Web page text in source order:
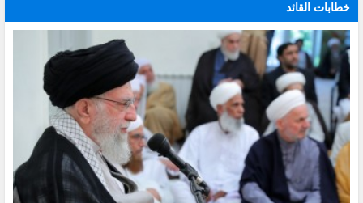
خطابات القائد